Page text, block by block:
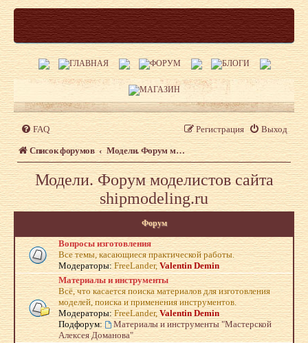
FAQ Выход
Регистрация
Список форумов Модели. Форум моделистов сайта shipmodeling.ru
Модели. Форум моделистов сайта
shipmodeling.ru
Форум
Вопросы изготовления
Все темы, касающиеся практической работы.
Модераторы: FreeLander,Valentin Demin
Материалы и инструменты
Всё, что касается поиска материалов для изготовления
моделей, поиска и применения инструментов.
Модераторы: FreeLander,Valentin Demin
Подфорум:
Материалы и инструменты "Мастерской
Алексея Доманова"